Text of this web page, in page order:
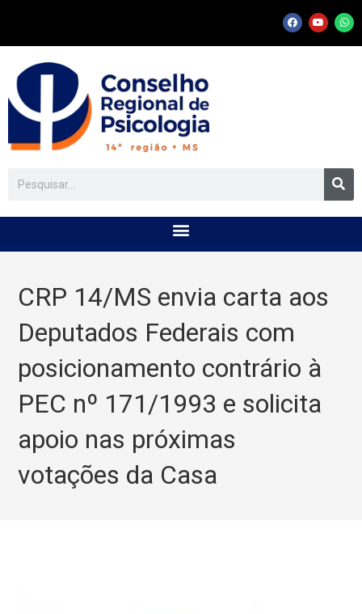
CRP 14/MS envia carta aos
Deputados Federais com
posicionamento contrário à
PEC nº 171/1993 e solicita
apoio nas próximas
votações da Casa